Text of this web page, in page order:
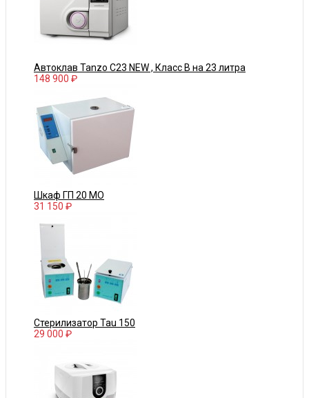
Автоклав Tanzo C23 NEW , Класс В на 23 литра
148 900 ₽
Шкаф ГП 20 МО
31 150 ₽
Стерилизатор Tau 150
29 000 ₽